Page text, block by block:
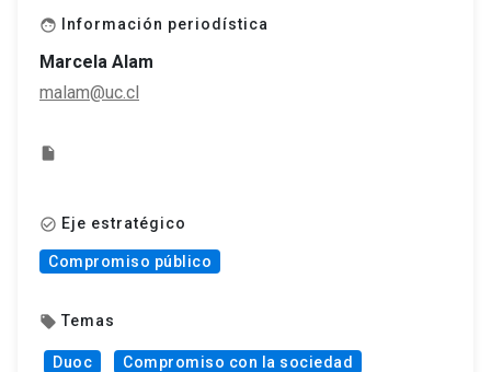
face Información periodística
Marcela Alam
malam@uc.cl
insert_drive_file
check_circle_outline Eje estratégico
Compromiso público
local_offer Temas
Duoc
Compromiso con la sociedad